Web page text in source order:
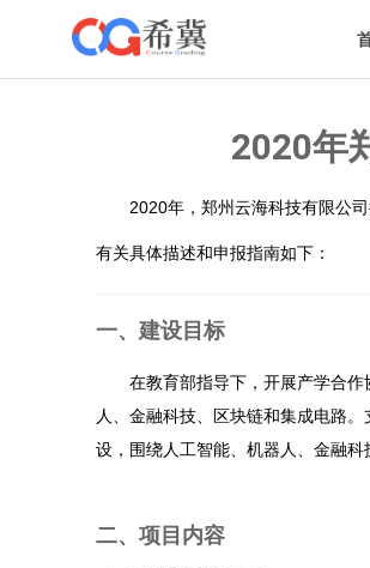
2020年
2020年，郑州云海科技有限公司拟
有关具体描述和申报指南如下：
一、建设目标
在教育部指导下，开展产学合作
人、金融科技、区块链和集成电路
设，围绕人工智能、机器人、金融
二、项目内容